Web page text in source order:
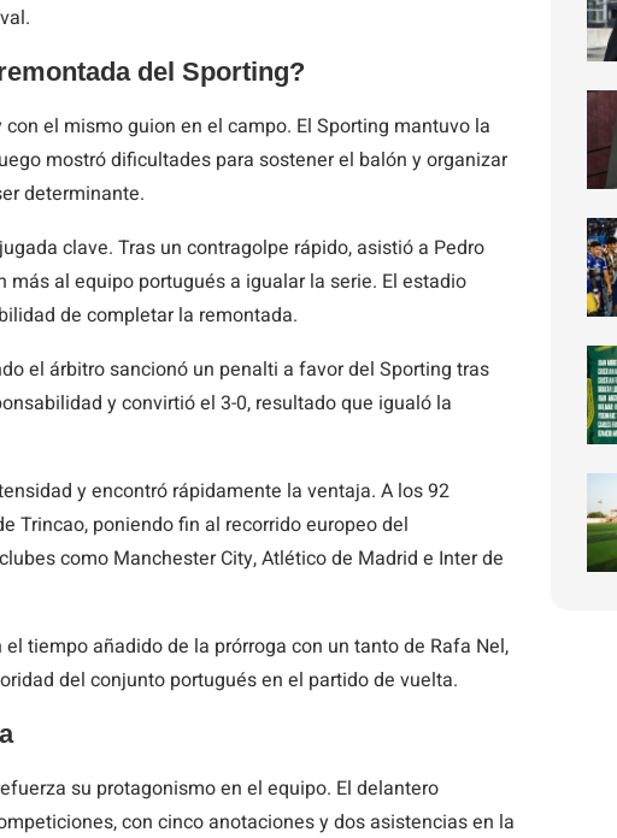
del Sporting?
el mismo guion en el campo. El Sporting mantuvo la
mostró dificultades para sostener el balón y organizar
determinante.
clave. Tras un contragolpe rápido, asistió a Pedro
más al equipo portugués a igualar la serie. El estadio
de completar la remontada.
el árbitro sancionó un penalti a favor del Sporting tras
y convirtió el 3-0, resultado que igualó la
y encontró rápidamente la ventaja. A los 92
Trincao, poniendo fin al recorrido europeo del
como Manchester City, Atlético de Madrid e Inter de
tiempo añadido de la prórroga con un tanto de Rafa Nel,
del conjunto portugués en el partido de vuelta.
su protagonismo en el equipo. El delantero
con cinco anotaciones y dos asistencias en la